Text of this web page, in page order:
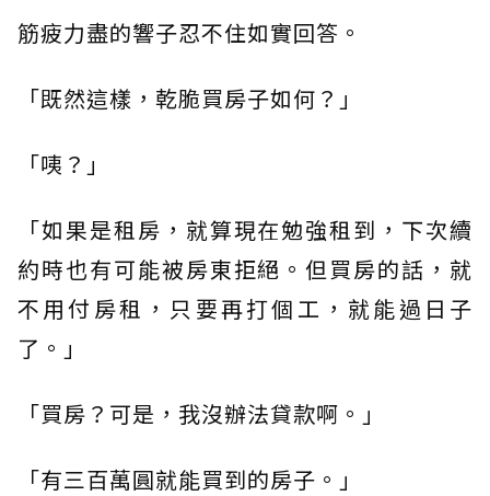
筋疲力盡的響子忍不住如實回答。
「既然這樣，乾脆買房子如何？」
「咦？」
「如果是租房，就算現在勉強租到，下次續
約時也有可能被房東拒絕。但買房的話，就
不用付房租，只要再打個工，就能過日子
了。」
「買房？可是，我沒辦法貸款啊。」
「有三百萬圓就能買到的房子。」